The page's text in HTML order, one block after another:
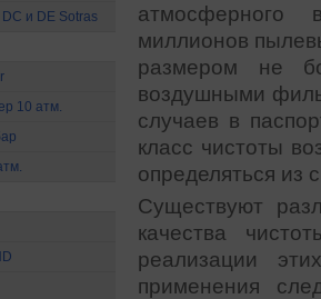
и DE Sotras
10 атм.
атмосферного
миллионов
размером не
воздушными
случаев в
класс чистоты
определяться из
Существуют
качества
реализации
применения